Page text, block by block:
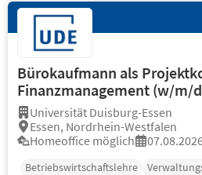
Bürokaufmann als
Finanzmanagement (w/m/
Universität Duisburg-Essen
Essen, Nordrhein-Westfalen
Homeoffice möglich
Betriebswirtschaftslehre